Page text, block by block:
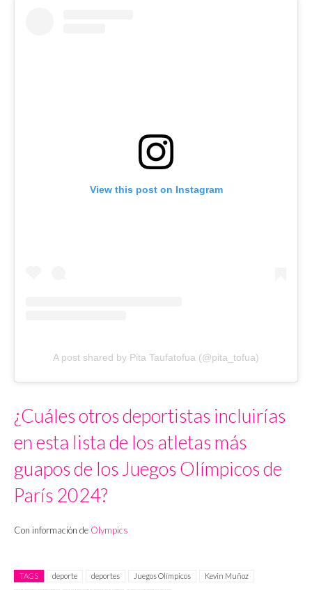
View this post on Instagram
A post shared by Pita Taufatofua (@pita_tofua)
¿Cuáles otros deportistas incluirías
en esta lista de los atletas más
guapos de los Juegos Olímpicos de
París 2024?
Con información de Olympics
TAGS deporte deportes Juegos Olímpicos Kevin Muñoz